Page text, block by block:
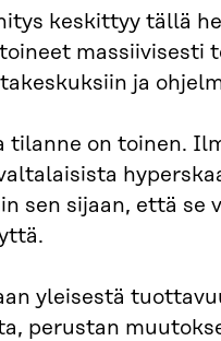
keskittyy tällä
massiivisesti
ja
tilanne on toinen.
sen sijaan, että se
yleisestä
perustan